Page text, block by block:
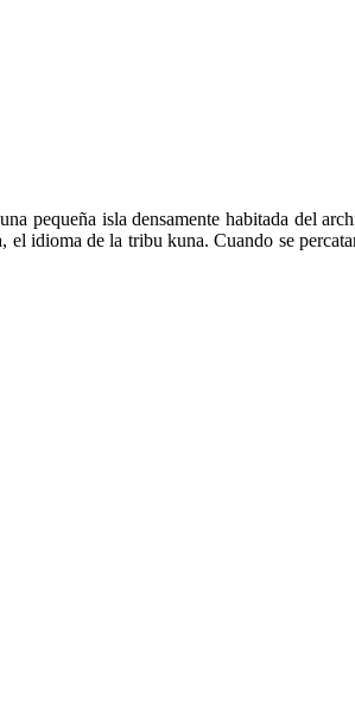
pequeña isla densamente habitada del
idioma de la tribu kuna. Cuando se